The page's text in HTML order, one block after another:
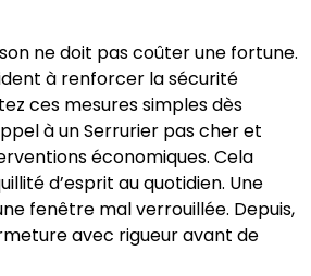
ne doit pas coûter une fortune.
à renforcer la sécurité
ces mesures simples dès
à un Serrurier pas cher et
économiques. Cela
d’esprit au quotidien. Une
fenêtre mal verrouillée. Depuis,
avec rigueur avant de